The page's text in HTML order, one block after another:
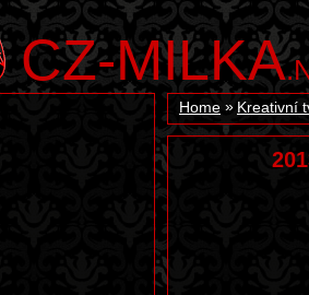
CZ-MILKA
Home Kreativní